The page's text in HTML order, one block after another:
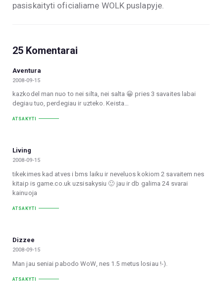
pasiskaityti oficialiame WOLK puslapyje.
25 Komentarai
Aventura
2008-09-15
kazkodel man nuo to nei silta, nei salta 😀 pries 3 savaites labai
degiau tuo, perdegiau ir uzteko. Keista…
ATSAKYTI
Living
2008-09-15
tikekimes kad atves i bms laiku ir neveluos kokiom 2 savaitem nes
kitaip is game.co.uk uzsisakysiu 🙂 jau ir db galima 24 svarai
kainuoja
ATSAKYTI
Dizzee
2008-09-15
Man jau seniai pabodo WoW, nes 1.5 metus losiau !-).
ATSAKYTI